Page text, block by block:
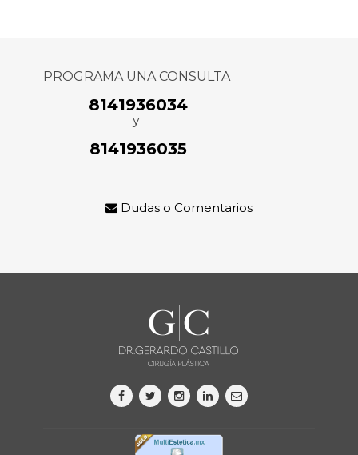
PROGRAMA UNA CONSULTA
8141936034
y
8141936035
Dudas o Comentarios